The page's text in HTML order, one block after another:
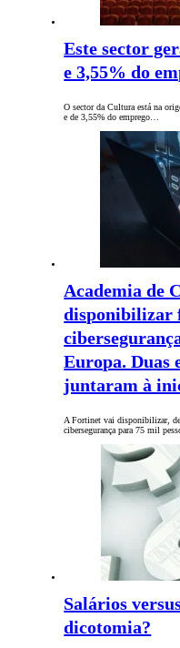
Este sector
e 3,55% do
O sector da Cultura está na
e de 3,55% do emprego…
Academia de
disponibilizar
Europa. Duas
juntaram à
A Fortinet vai disponibilizar,
cibersegurança para 75 mil
Salários
dicotomia?